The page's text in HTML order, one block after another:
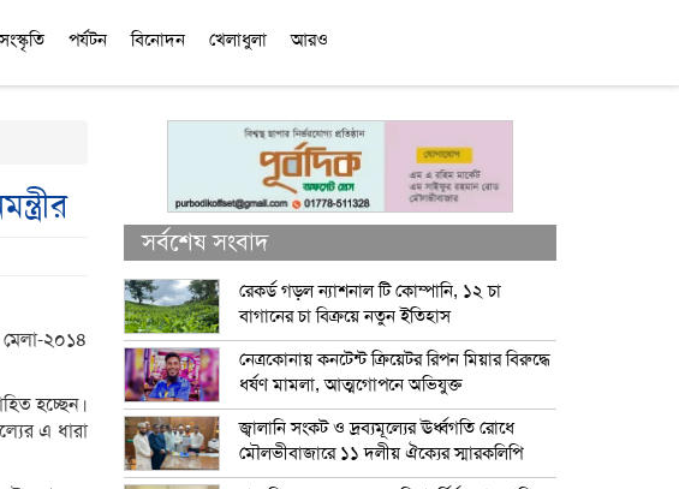
পর্যটন বিনোদন খেলাধুলা আরও
মেলা-২০১৪
হচ্ছেন।
এ ধারা
সর্বশেষ সংবাদ
রেকর্ড গড়ল ন্যাশনাল টি কোম্পানি, ১২ চা
বাগানের চা বিক্রয়ে নতুন ইতিহাস
নেত্রকোনায় কনটেন্ট ক্রিয়েটর রিপন মিয়ার বিরুদ্ধে
ধর্ষণ মামলা, আত্মগোপনে অভিযুক্ত
জ্বালানি সংকট ও দ্রব্যমূল্যের ঊর্ধ্বগতি রোধে
মৌলভীবাজারে ১১ দলীয় ঐক্যের স্মারকলিপি